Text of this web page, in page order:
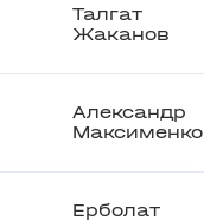
Талгат
Жаканов
Александр
Максименко
Ерболат